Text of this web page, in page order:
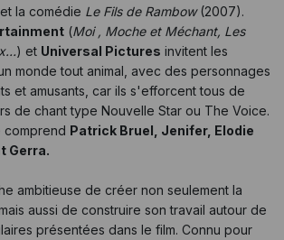
la comédie Le Fils de Rambow(2007).
(Moi , Moche et Méchant, Les
) et Universal Pictures invitent les
monde tout animal, avec des personnages
et amusants, car ils s'efforcent tous de
de chant type Nouvelle Star ou The Voice.
comprend Patrick Bruel, Jenifer, Elodie
Gerra.
ambitieuse de créer non seulement la
aussi de construire son travail autour de
présentées dans le film. Connu pour